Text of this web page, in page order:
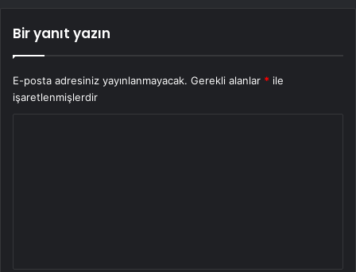
Bir yanıt yazın
E-posta adresiniz yayınlanmayacak. Gerekli alanlar * ile
işaretlenmişlerdir